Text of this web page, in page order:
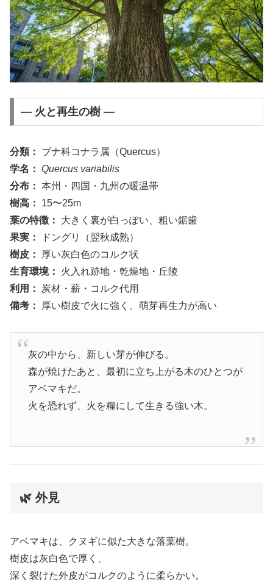
― 火と再生の樹 ―
分類：
ブナ科コナラ属（Quercus）
学名： Quercus variabilis
分布： 本州・四国・九州の暖温帯
樹高：
15〜25m
葉の特徴：
大きく裏が白っぽい、粗い鋸歯
果実：
ドングリ（翌秋成熟）
樹皮：
厚い灰白色のコルク状
生育環境：
火入れ跡地・乾燥地・丘陵
利用：
炭材・薪・コルク代用
備考：
厚い樹皮で火に強く、萌芽再生力が高い
灰の中から、新しい芽が伸びる。
森が焼けたあと、最初に立ち上がる木のひとつが
アベマキだ。
火を恐れず、火を糧にして生きる強い木。
🌿 外見
アベマキは、クヌギに似た大きな落葉樹。
樹皮は灰白色で厚く、
深く裂けた外皮がコルクのように柔らかい。